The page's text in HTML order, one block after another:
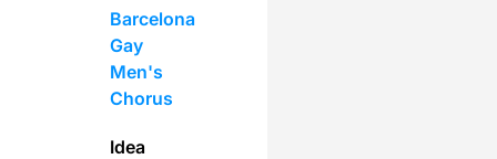
Barcelona
Gay
Men's
Chorus
Idea